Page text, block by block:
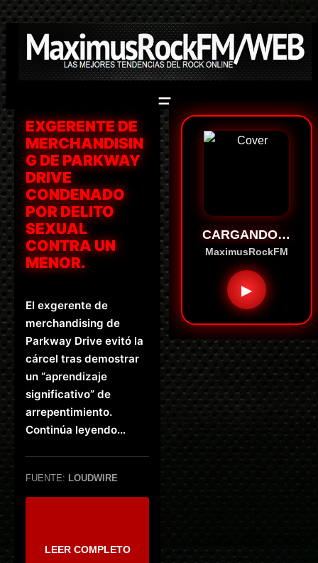
Saltar
al
contenido
EXGERENTE DE
MERCHANDISIN
G DE PARKWAY
DRIVE
CONDENADO
POR DELITO
SEXUAL
CONTRA UN
MENOR.
El exgerente de
merchandising de
Parkway Drive evitó la
cárcel tras demostrar
un “aprendizaje
significativo” de
arrepentimiento.
Continúa leyendo…
FUENTE: LOUDWIRE
LEER COMPLETO
CARGANDO…
MaximusRockFM
▶